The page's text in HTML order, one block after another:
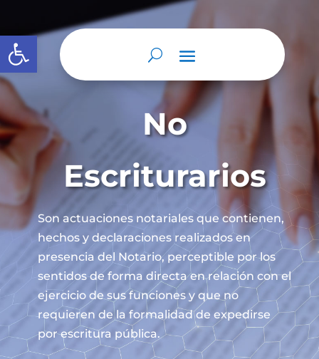
Abrir barra de herramientas
No
Escriturarios
Son actuaciones notariales que contienen,
hechos y declaraciones realizados en
presencia del Notario, perceptible por los
sentidos de forma directa en relación con el
ejercicio de sus funciones y que no
requieren de la formalidad de expedirse
por escritura pública.